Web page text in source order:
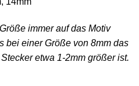
immer auf das Motiv
bei einer Größe von 8mm das
etwa 1-2mm größer ist.